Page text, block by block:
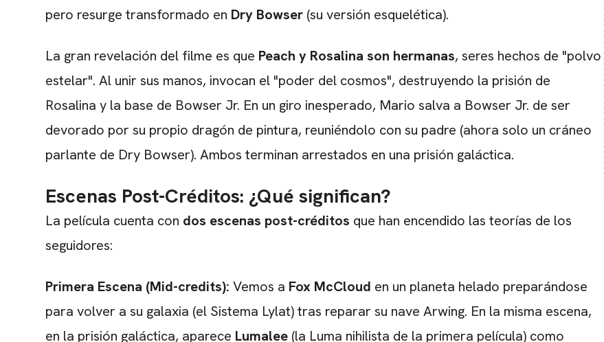
pero resurge transformado en Dry Bowser (su versión esquelética).
La gran revelación del filme es que Peach y Rosalina son hermanas, seres hechos de "polvo
estelar". Al unir sus manos, invocan el "poder del cosmos", destruyendo la prisión de
Rosalina y la base de Bowser Jr. En un giro inesperado, Mario salva a Bowser Jr. de ser
devorado por su propio dragón de pintura, reuniéndolo con su padre (ahora solo un cráneo
parlante de Dry Bowser). Ambos terminan arrestados en una prisión galáctica.
Escenas Post-Créditos: ¿Qué significan?
La película cuenta con dos escenas post-créditos que han encendido las teorías de los
seguidores:
Primera Escena (Mid-credits): Vemos a Fox McCloud en un planeta helado preparándose
para volver a su galaxia (el Sistema Lylat) tras reparar su nave Arwing. En la misma escena,
en la prisión galáctica, aparece Lumalee (la Luma nihilista de la primera película) como